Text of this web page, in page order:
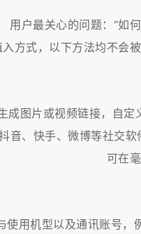
用户最关心的问题：“如
方式，以下方法均不会
成图片或视频链接，自
、快手、微博等社交
可在
使用机型以及通讯账号